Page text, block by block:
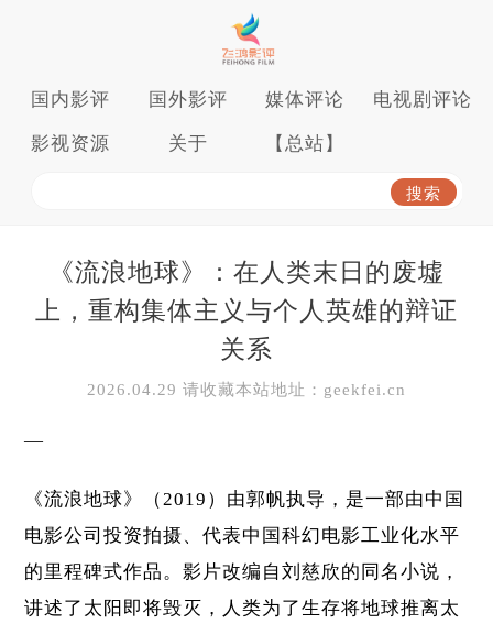
国内影评 国外影评 媒体评论 电视剧评论
影视资源 关于 【总站】
《流浪地球》：在人类末日的废墟
上，重构集体主义与个人英雄的辩证
关系
2026.04.29 请收藏本站地址：geekfei.cn
—
《流浪地球》（2019）由郭帆执导，是一部由中国
电影公司投资拍摄、代表中国科幻电影工业化水平
的里程碑式作品。影片改编自刘慈欣的同名小说，
讲述了太阳即将毁灭，人类为了生存将地球推离太